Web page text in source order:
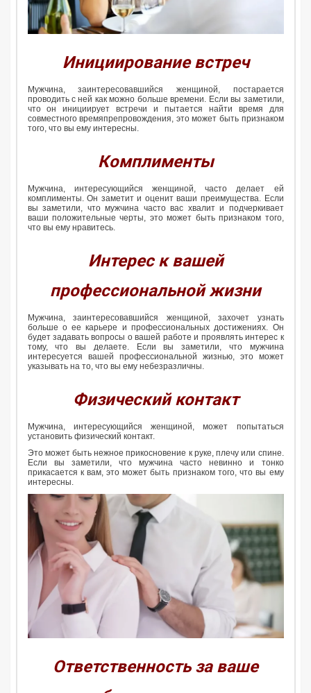
Инициирование встреч
Мужчина, заинтересовавшийся женщиной, постарается
проводить с ней как можно больше времени. Если вы заметили,
что он инициирует встречи и пытается найти время для
совместного времяпрепровождения, это может быть признаком
того, что вы ему интересны.
Комплименты
Мужчина, интересующийся женщиной, часто делает ей
комплименты. Он заметит и оценит ваши преимущества. Если
вы заметили, что мужчина часто вас хвалит и подчеркивает
ваши положительные черты, это может быть признаком того,
что вы ему нравитесь.
Интерес к вашей
профессиональной жизни
Мужчина, заинтересовавшийся женщиной, захочет узнать
больше о ее карьере и профессиональных достижениях. Он
будет задавать вопросы о вашей работе и проявлять интерес к
тому, что вы делаете. Если вы заметили, что мужчина
интересуется вашей профессиональной жизнью, это может
указывать на то, что вы ему небезразличны.
Физический контакт
Мужчина, интересующийся женщиной, может попытаться
установить физический контакт.
Это может быть нежное прикосновение к руке, плечу или спине.
Если вы заметили, что мужчина часто невинно и тонко
прикасается к вам, это может быть признаком того, что вы ему
интересны.
Ответственность за ваше